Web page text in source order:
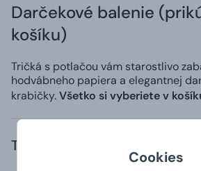
Cookies
Darčekové balenie
košíku)
Tričká s potlačou vám starostlivo
hodvábneho papiera a elegantnej
krabičky.Všetko si vyberiete v
Trvanlivosť a zloženie